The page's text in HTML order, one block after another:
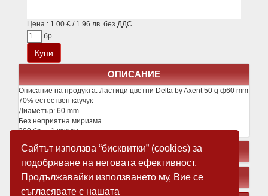
Сайтът използва “бисквитки” (cookies) за
подобряване на неговата ефективност.
Продължавайки използването му, Вие се
съгласявате с нашата
Цена : 1.00 € / 1.96 лв. без ДДС
бр.
ОПИСАНИЕ
Описание на продукта: Ластици цветни Delta by Axent 50 g ф60 mm
70% естествен каучук
Диаметър: 60 mm
Без неприятна миризма
200 бр. = 1 кашон
СВЪРЗАНИ ПРОДУКТИ
ЗАМЕСТВАЩИ ПРОДУКТИ